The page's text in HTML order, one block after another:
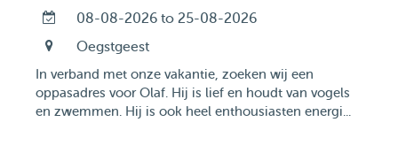
08-08-2026 to 25-08-2026
Oegstgeest
In verband met onze vakantie, zoeken wij een
oppasadres voor Olaf. Hij is lief en houdt van vogels
en zwemmen. Hij is ook heel enthousiasten energi...